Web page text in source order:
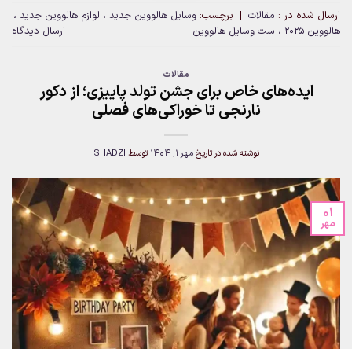
ارسال شده در : مقالات | برچسب: وسایل هالووین جدید ، لوازم هالووین جدید ،
هالووین 2025 ، ست وسایل هالووین
ارسال دیدگاه
مقالات
ایده‌های خاص برای جشن تولد پاییزی؛ از دکور
نارنجی تا خوراکی‌های فصلی
نوشته شده در تاریخمهر 1, 1404 توسط SHADZI
01
مهر